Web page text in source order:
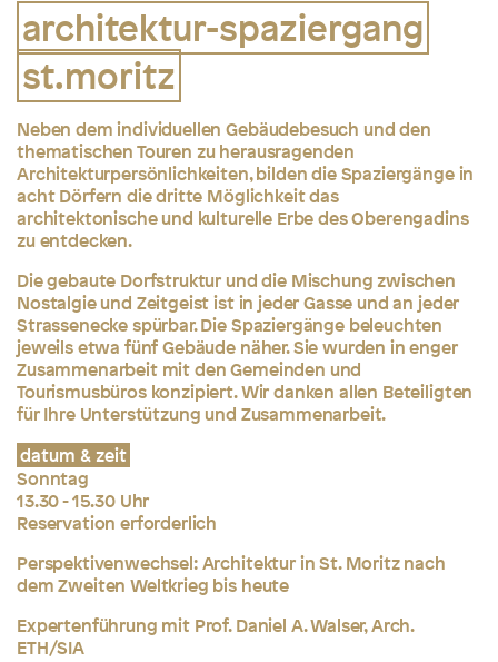
architektur-spaziergang
st.moritz
Neben dem individuellen Gebäudebesuch und den
thematischen Touren zu herausragenden
Architekturpersönlichkeiten, bilden die Spaziergänge in
acht Dörfern die dritte Möglichkeit das
architektonische und kulturelle Erbe des Oberengadins
zu entdecken.
Die gebaute Dorfstruktur und die Mischung zwischen
Nostalgie und Zeitgeist ist in jeder Gasse und an jeder
Strassenecke spürbar. Die Spaziergänge beleuchten
jeweils etwa fünf Gebäude näher. Sie wurden in enger
Zusammenarbeit mit den Gemeinden und
Tourismusbüros konzipiert. Wir danken allen Beteiligten
für Ihre Unterstützung und Zusammenarbeit.
datum & zeit
Sonntag
13.30 - 15.30 Uhr
Reservation erforderlich
Perspektivenwechsel: Architektur in St. Moritz nach
dem Zweiten Weltkrieg bis heute
Expertenführung mit Prof. Daniel A. Walser, Arch.
ETH/SIA